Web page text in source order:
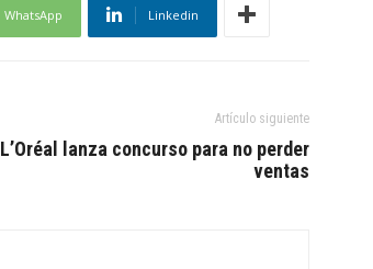
WhatsApp Linkedin
Artículo siguiente
L’Oréal lanza concurso para no perder
ventas